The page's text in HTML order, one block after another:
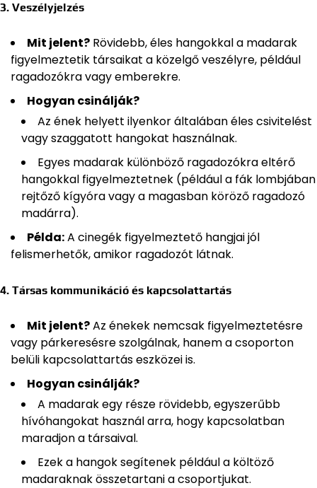
3. Veszélyjelzés
Mit jelent? Rövidebb, éles hangokkal a madarak
figyelmeztetik társaikat a közelgő veszélyre, például
ragadozókra vagy emberekre.
Hogyan csinálják?
Az ének helyett ilyenkor általában éles csivitelést
vagy szaggatott hangokat használnak.
Egyes madarak különböző ragadozókra eltérő
hangokkal figyelmeztetnek (például a fák lombjában
rejtőző kígyóra vagy a magasban köröző ragadozó
madárra).
Példa:A cinegék figyelmeztető hangjai jól
felismerhetők, amikor ragadozót látnak.
4. Társas kommunikáció és kapcsolattartás
Mit jelent?Az énekek nemcsak figyelmeztetésre
vagy párkeresésre szolgálnak, hanem a csoporton
belüli kapcsolattartás eszközei is.
Hogyan csinálják?
A madarak egy része rövidebb, egyszerűbb
hívóhangokat használ arra, hogy kapcsolatban
maradjon a társaival.
Ezek a hangok segítenek például a költöző
madaraknak összetartani a csoportjukat.